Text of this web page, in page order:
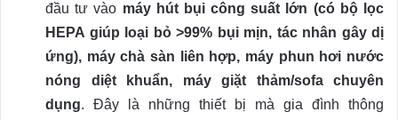
đầu tư vào máy hút bụi công suất lớn (có bộ lọc
HEPA giúp loại bỏ >99% bụi mịn, tác nhân gây dị
ứng), máy chà sàn liên hợp, máy phun hơi nước
nóng diệt khuẩn, máy giặt thảm/sofa chuyên
dụng. Đây là những thiết bị mà gia đình thông